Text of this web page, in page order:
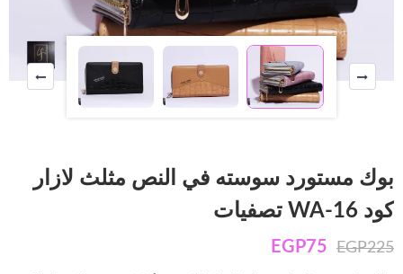
بوك مستورد سوسته في النص مثلث لازار
كود WA-16 تصفيات
EGP225
EGP75